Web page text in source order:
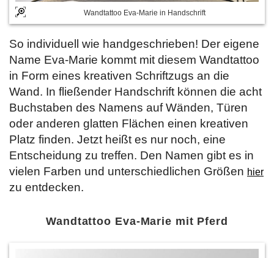
Wandtattoo Eva-Marie in Handschrift
So individuell wie handgeschrieben! Der eigene
Name Eva-Marie kommt mit diesem Wandtattoo
in Form eines kreativen Schriftzugs an die
Wand. In fließender Handschrift können die acht
Buchstaben des Namens auf Wänden, Türen
oder anderen glatten Flächen einen kreativen
Platz finden. Jetzt heißt es nur noch, eine
Entscheidung zu treffen. Den Namen gibt es in
vielen Farben und unterschiedlichen Größen hier
zu entdecken.
Wandtattoo Eva-Marie mit Pferd